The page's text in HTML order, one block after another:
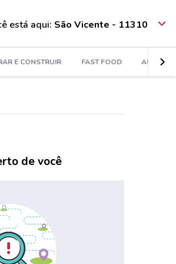
está aqui: São Vicente - 11310
E CONSTRUIR FAST FOOD
de você